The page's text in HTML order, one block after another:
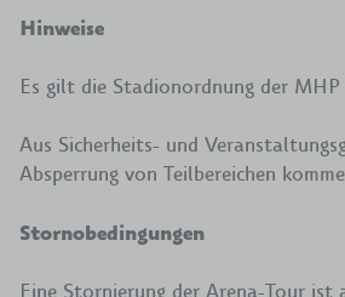
Hinweise
Es gilt die Stadionordnung der MHP
Aus Sicherheits- und
Absperrung von Teilbereichen
Stornobedingungen
Eine Stornierung der Arena-Tour ist